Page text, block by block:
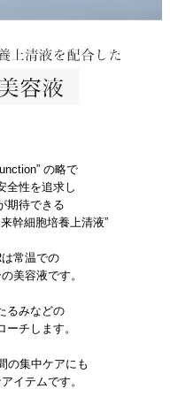
の略で
全性を追求し
期待できる
幹細胞培養上清液”
常温での
美容液です。
るみなどの
チします。
の集中ケアにも
イテムです。